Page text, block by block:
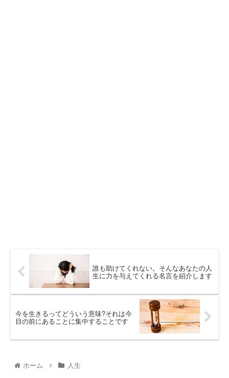
誰も助けてくれない。そんなあなたの人
生に力を与えてくれる名言を紹介します
今を生きるってどういう意味?それは今
目の前にあることに集中することです
ホーム 人生